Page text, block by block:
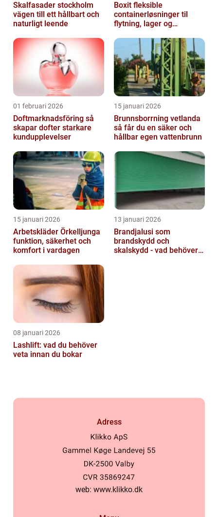
Skalfasader stockholm
vägen till ett hållbart och
naturligt leende
Boxit fleksible
containerløsninger til
flytning, lager og
01 februari 2026
Doftmarknadsföring så
skapar dofter starkare
kundupplevelser
15 januari 2026
Brunnsborrning vetlanda
så får du en säker och
hållbar egen vattenbrunn
15 januari 2026
Arbetskläder Örkelljunga
funktion, säkerhet och
komfort i vardagen
13 januari 2026
Brandjalusi som
brandskydd och
skalskydd - vad behöver
08 januari 2026
Lashlift: vad du behöver
veta innan du bokar
Adress
web: www.klikko.dk